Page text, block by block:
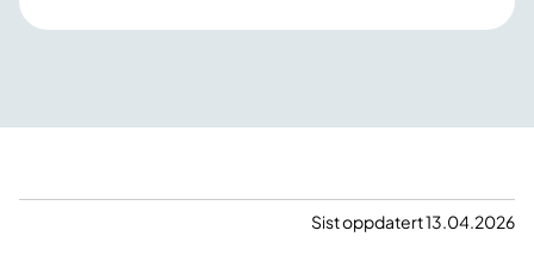
Sist oppdatert 13.04.2026